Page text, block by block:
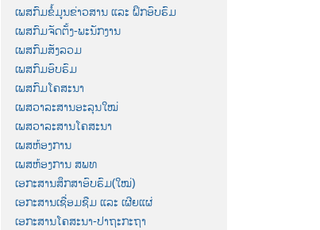
ເພສກົມຂໍ້ມູນຂ່າວສານ ແລະ ຝຶກອົບຮົມ
ເພສກົມຈັດຕັ້ງ-ພະນັກງານ
ເພສກົມສັງລວມ
ເພສກົມອົບຮົມ
ເພສກົມໂຄສະນາ
ເພສວາລະສານອະລຸນໃໝ່
ເພສວາລະສານໂຄສະນາ
ເພສຫ້ອງການ
ເພສຫ້ອງການ ສພທ
ເອກະສານສຶກສາອົບຮົມ(ໃໝ່)
ເອກະສານເຊື່ອມຊືມ ແລະ ເຜີຍແຜ່
ເອກະສານໂຄສະນາ-ປາຖະກະຖາ